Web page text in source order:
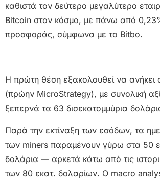
καθιστά τον δεύτερο μεγαλύτερο
Bitcoin στον κόσμο, με πάνω από
προσφοράς, σύμφωνα με το Bitbo.
Η πρώτη θέση εξακολουθεί να ανήκει
(πρώην MicroStrategy), με συνολική
ξεπερνά τα 63 δισεκατομμύρια
Παρά την εκτίναξη των εσόδων, τα
των miners παραμένουν γύρω στα 50
δολάρια — αρκετά κάτω από τις
των 80 εκατ. δολαρίων. Ο macro